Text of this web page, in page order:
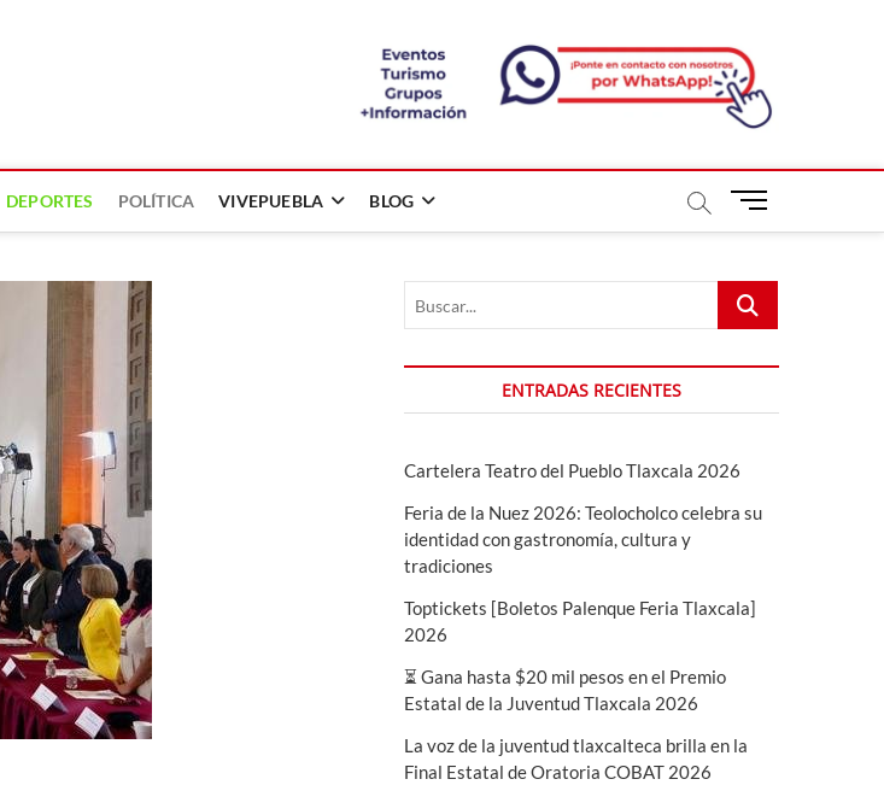
DEPORTES POLÍTICA VIVEPUEBLA BLOG
B
ó
n
d
e
Buscar...
ENTRADAS RECIENTES
Cartelera Teatro del Pueblo Tlaxcala 2026
Feria de la Nuez 2026: Teolocholco celebra su
identidad con gastronomía, cultura y
tradiciones
Toptickets [Boletos Palenque Feria Tlaxcala]
2026
⏳ Gana hasta $20 mil pesos en el Premio
Estatal de la Juventud Tlaxcala 2026
La voz de la juventud tlaxcalteca brilla en la
Final Estatal de Oratoria COBAT 2026